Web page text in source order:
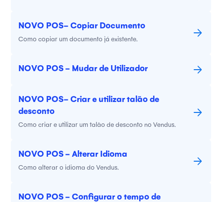
NOVO POS- Copiar Documento
Como copiar um documento já existente.
NOVO POS - Mudar de Utilizador
NOVO POS- Criar e utilizar talão de
desconto
Como criar e utilizar um talão de desconto no Vendus.
NOVO POS - Alterar Idioma
Como alterar o idioma do Vendus.
NOVO POS - Configurar o tempo de